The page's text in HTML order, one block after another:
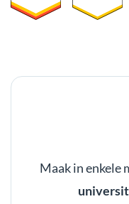
Maak in enkele